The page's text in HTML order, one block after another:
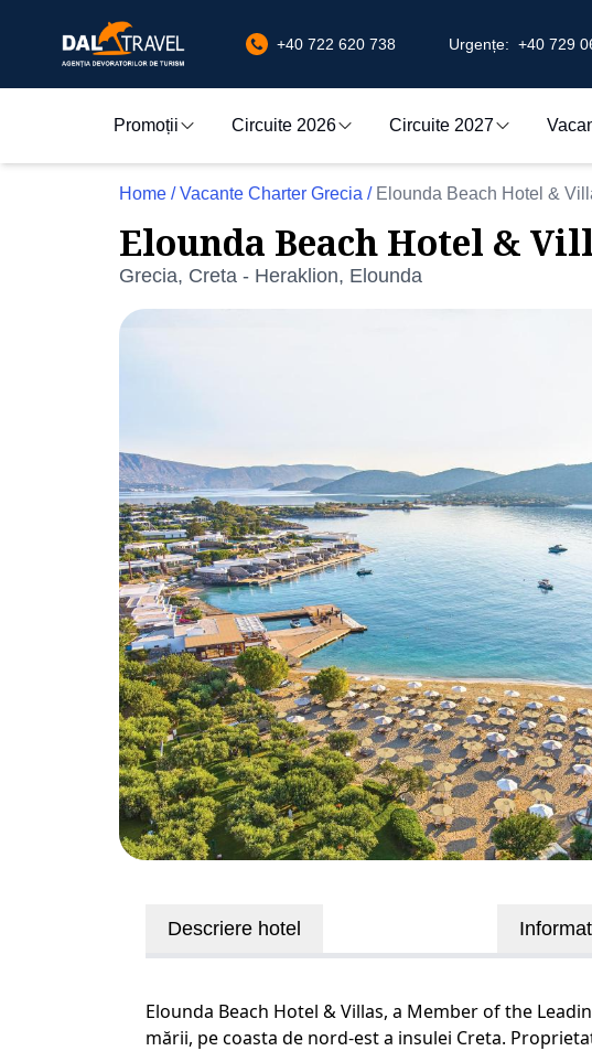
+40 722 620 738 Urgențe: +40 729
Promoții Circuite 2026 Circuite 2027
Home / Vacante Charter Grecia / Elounda Beach Hotel &
Elounda Beach Hotel &
Grecia, Creta - Heraklion, Elounda
Descriere hotel
Elounda Beach Hotel & Villas, a Member of the
mării, pe coasta de nord-est a insulei Creta.